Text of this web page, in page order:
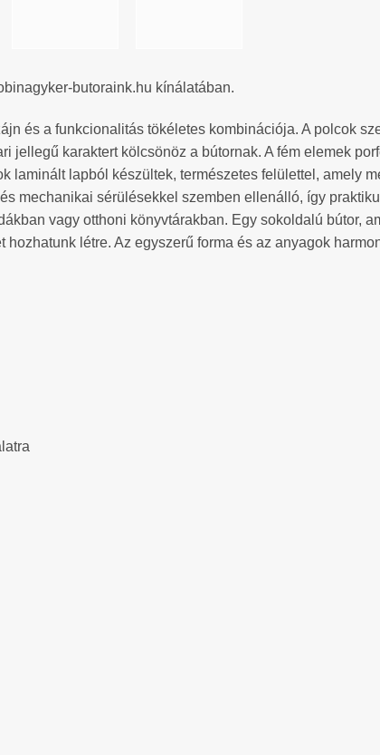
butoraink.hu kínálatában.
és a funkcionalitás tökéletes kombinációja. A polcok
jellegű karaktert kölcsönöz a bútornak. A fém elemek
laminált lapból készültek, természetes felülettel, amely
mechanikai sérülésekkel szemben ellenálló, így
vagy otthoni könyvtárakban. Egy sokoldalú bútor,
hozhatunk létre. Az egyszerű forma és az anyagok